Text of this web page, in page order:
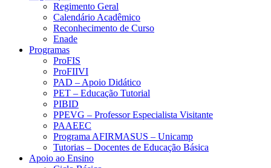
Regimento Geral
Calendário Acadêmico
Reconhecimento de Curso
Enade
Programas
ProFIS
ProFIIVI
PAD – Apoio Didático
PET – Educação Tutorial
PIBID
PPEVG – Professor Especialista Visitante
PAAEEC
Programa AFIRMASUS – Unicamp
Tutorias – Docentes de Educação Básica
Apoio ao Ensino